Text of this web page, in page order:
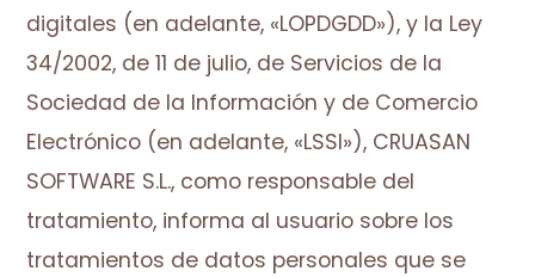
digitales (en adelante, «LOPDGDD»), y la Ley
34/2002, de 11 de julio, de Servicios de la
Sociedad de la Información y de Comercio
Electrónico (en adelante, «LSSI»), CRUASAN
SOFTWARE S.L., como responsable del
tratamiento, informa al usuario sobre los
tratamientos de datos personales que se